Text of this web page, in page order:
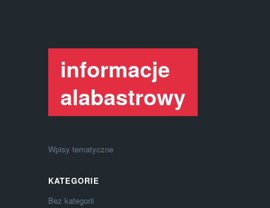
informacje
alabastrowy
Wpisy tematyczne
KATEGORIE
Bez kategorii